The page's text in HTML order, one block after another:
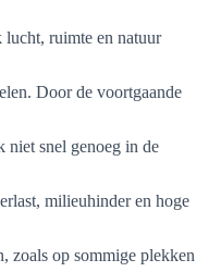
lucht, ruimte en natuur
Door de voortgaande
niet snel genoeg in de
milieuhinder en hoge
zoals op sommige plekken